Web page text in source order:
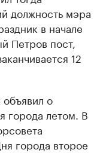
должность мэра
в начале
Петров пост,
12
о
города летом. В
города второе